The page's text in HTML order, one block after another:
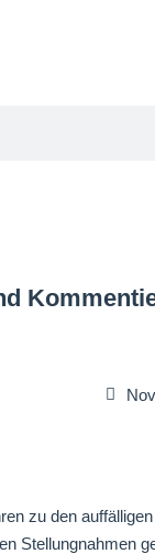
zu den
Stellungnahmen